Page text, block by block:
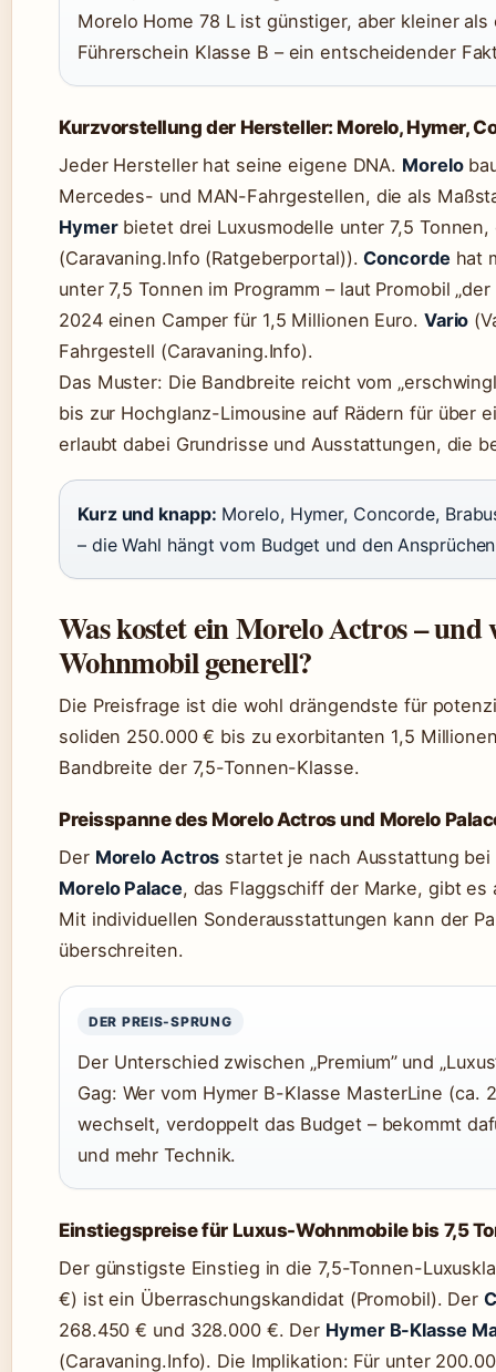
Morelo Home 78 L ist günstiger, aber kleiner
Führerschein Klasse B – ein entscheidender
Kurzvorstellung der Hersteller: Morelo, Hymer,
Jeder Hersteller hat seine eigene DNA. Morelo
Mercedes- und MAN-Fahrgestellen, die als
Hymerbietet drei Luxusmodelle unter 7,5
(Caravaning.Info (Ratgeberportal)).Concordehat
unter 7,5 Tonnen im Programm – laut Promobil
2024 einen Camper für 1,5 Millionen Euro. Vario
Fahrgestell (Caravaning.Info).
Das Muster: Die Bandbreite reicht vom
bis zur Hochglanz-Limousine auf Rädern für über
erlaubt dabei Grundrisse und Ausstattungen, die
Kurz und knapp: Morelo, Hymer, Concorde,
– die Wahl hängt vom Budget und den
Was kostet ein Morelo Actros – und
Wohnmobil generell?
Die Preisfrage ist die wohl drängendste für
soliden 250.000 € bis zu exorbitanten 1,5
Bandbreite der 7,5-Tonnen-Klasse.
Preisspanne des Morelo Actros und Morelo
Der Morelo Actros startet je nach Ausstattung
Morelo Palace, das Flaggschiff der Marke, gibt es
Mit individuellen Sonderausstattungen kann der
überschreiten.
DER PREIS-SPRUNG
Der Unterschied zwischen „Premium” und
Gag: Wer vom Hymer B-Klasse MasterLine (ca.
wechselt, verdoppelt das Budget – bekommt
und mehr Technik.
Einstiegspreise für Luxus-Wohnmobile bis 7,5
Der günstigste Einstieg in die 7,5-Tonnen-
€) ist ein Überraschungskandidat (Promobil). Der
268.450 € und 328.000 €. Der Hymer B-Klasse
(Caravaning.Info). Die Implikation: Für unter